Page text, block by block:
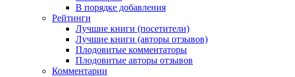
В порядке добавления
Рейтинги
Лучшие книги (посетители)
Лучшие книги (авторы отзывов)
Плодовитые комментаторы
Плодовитые авторы отзывов
Комментарии